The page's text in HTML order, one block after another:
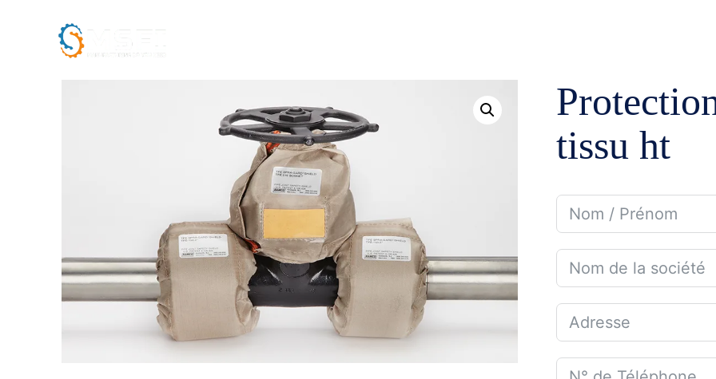
Eau potable et assainissement
Traitement d’eau
tissu ht